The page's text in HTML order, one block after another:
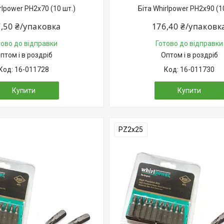
PH2х70 (10 шт.)
₴/упаковка
до відправки
і в роздріб
16-011728
Купити
Біта Whirlpower PH2х90
176,40 ₴/
Готово до відправки
Оптом і в роздріб
16-011730
Купити
PZ2х25